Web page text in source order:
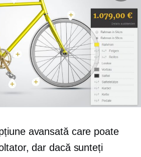
avansată care poate
dar dacă sunteți